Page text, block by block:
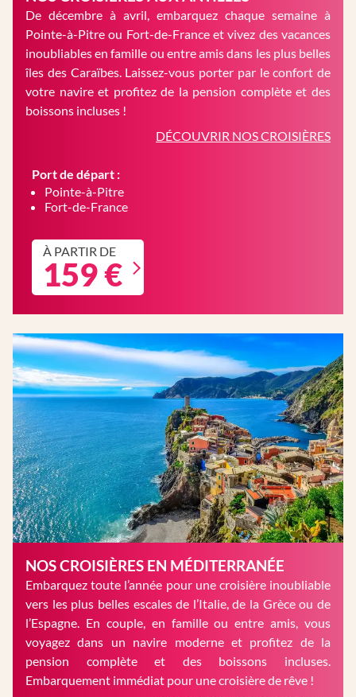
De décembre à avril, embarquez chaque semaine à
Pointe-à-Pitre ou Fort-de-France et vivez des vacances
inoubliables en famille ou entre amis dans les plus belles
îles des Caraïbes. Laissez-vous porter par le confort de
votre navire et profitez de la pension complète et des
boissons incluses !
DÉCOUVRIR NOS CROISIÈRES
Port de départ :
Pointe-à-Pitre
Fort-de-France
À PARTIR DE
159 €
NOS CROISIÈRES EN MÉDITERRANÉE
Embarquez toute l’année pour une croisière inoubliable
vers les plus belles escales de l’Italie, de la Grèce ou de
l’Espagne. En couple, en famille ou entre amis, vous
voyagez dans un navire moderne et profitez de la
pension complète et des boissons incluses.
Embarquement immédiat pour une croisière de rêve !